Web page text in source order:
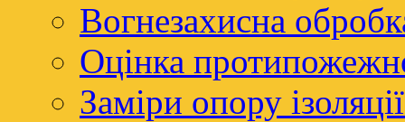
Вогнезахисна
Оцінка
Заміри опору